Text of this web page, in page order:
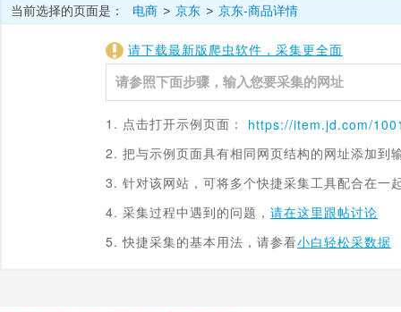
当前选择的页面是： 电商 > 京东 > 京东-商品详情
请下载最新版爬虫软件，采集更全面
1. 点击打开示例页面： https://item.jd.com/
2. 把与示例页面具有相同网页结构的网址添加到
3. 针对该网站，可将多个快捷采集工具配合在一
4. 采集过程中遇到的问题， 请在这里跟帖讨论
5. 快捷采集的基本用法，请参看小白轻松采数据